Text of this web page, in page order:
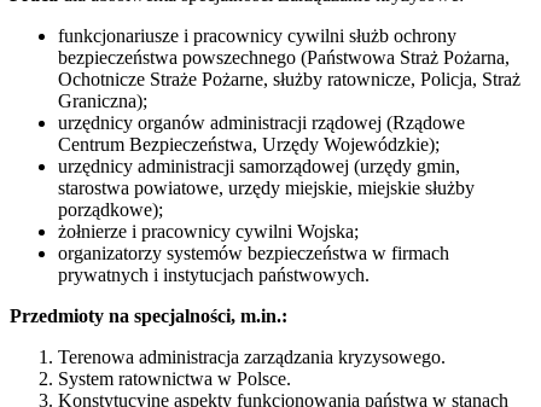
funkcjonariusze i pracownicy cywilni służb ochrony
bezpieczeństwa powszechnego (Państwowa Straż Pożarna,
Ochotnicze Straże Pożarne, służby ratownicze, Policja, Straż
Graniczna);
urzędnicy organów administracji rządowej (Rządowe
Centrum Bezpieczeństwa, Urzędy Wojewódzkie);
urzędnicy administracji samorządowej (urzędy gmin,
starostwa powiatowe, urzędy miejskie, miejskie służby
porządkowe);
żołnierze i pracownicy cywilni Wojska;
organizatorzy systemów bezpieczeństwa w firmach
prywatnych i instytucjach państwowych.
Przedmioty na specjalności, m.in.:
Terenowa administracja zarządzania kryzysowego.
System ratownictwa w Polsce.
Konstytucyjne aspekty funkcjonowania państwa w stanach